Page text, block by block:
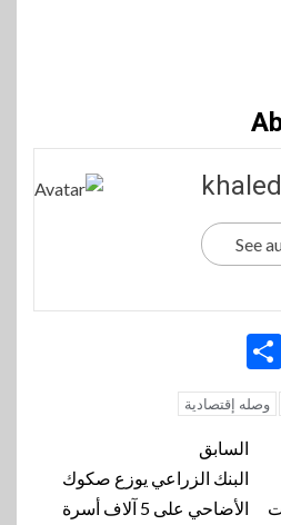
See
Telegram
وصله إقتصادية
السابق
البنك الزراعي يوزع صكوك
الأضاحي على 5 آلاف أسرة